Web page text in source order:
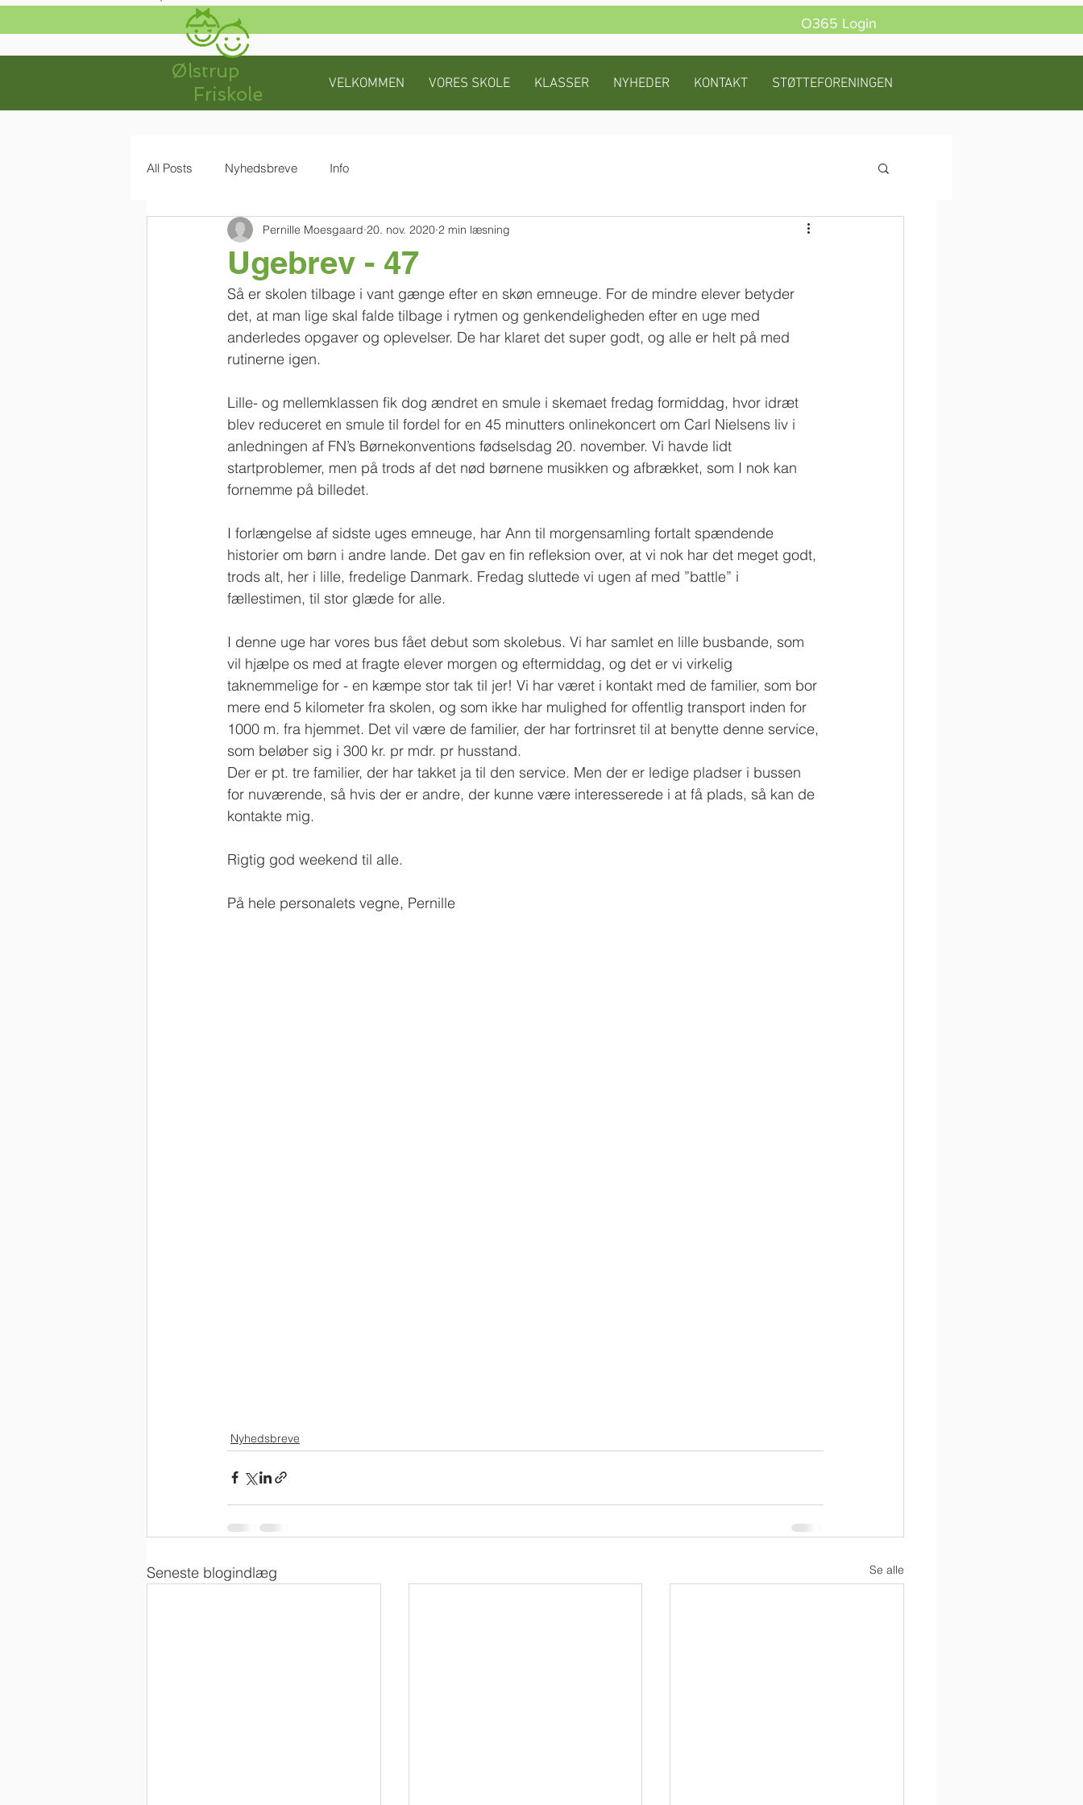
VELKOMMEN VORES SKOLE KLASSER NYHEDER KONTAKT STØTTEFORENINGEN
O365 Login
Ølstrup
Friskole
All Posts Nyhedsbreve Info
Ugebrev - 47
Pernille Moesgaard 20. nov. 2020 2 min læsning
Så er skolen tilbage i vant gænge efter en skøn emneuge. For de mindre elever betyder
det, at man lige skal falde tilbage i rytmen og genkendeligheden efter en uge med
anderledes opgaver og oplevelser. De har klaret det super godt, og alle er helt på med
rutinerne igen.
Lille- og mellemklassen fik dog ændret en smule i skemaet fredag formiddag, hvor idræt
blev reduceret en smule til fordel for en 45 minutters onlinekoncert om Carl Nielsens liv i
anledningen af FN’s Børnekonventions fødselsdag 20. november. Vi havde lidt
startproblemer, men på trods af det nød børnene musikken og afbrækket, som I nok kan
fornemme på billedet.
I forlængelse af sidste uges emneuge, har Ann til morgensamling fortalt spændende
historier om børn i andre lande. Det gav en fin refleksion over, at vi nok har det meget godt,
trods alt, her i lille, fredelige Danmark. Fredag sluttede vi ugen af med ”battle” i
fællestimen, til stor glæde for alle.
I denne uge har vores bus fået debut som skolebus. Vi har samlet en lille busbande, som
vil hjælpe os med at fragte elever morgen og eftermiddag, og det er vi virkelig
taknemmelige for - en kæmpe stor tak til jer! Vi har været i kontakt med de familier, som bor
mere end 5 kilometer fra skolen, og som ikke har mulighed for offentlig transport inden for
1000 m. fra hjemmet. Det vil være de familier, der har fortrinsret til at benytte denne service,
som beløber sig i 300 kr. pr mdr. pr husstand.
Der er pt. tre familier, der har takket ja til den service. Men der er ledige pladser i bussen
for nuværende, så hvis der er andre, der kunne være interesserede i at få plads, så kan de
kontakte mig.
Rigtig god weekend til alle.
På hele personalets vegne, Pernille
Nyhedsbreve
Seneste blogindlæg Se alle